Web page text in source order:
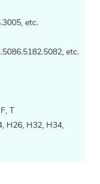
etc.
etc.
T
H26, H32, H34,